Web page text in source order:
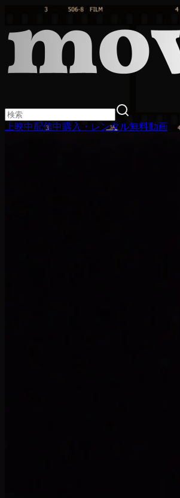
上映中配信中購入・レンタル無料動画